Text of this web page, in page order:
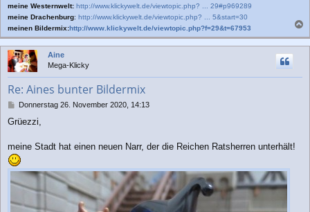
meine Westernwelt: http://www.klickywelt.de/viewtopic.php? ... 29#p969289
meine Drachenburg: http://www.klickywelt.de/viewtopic.php? ... 5&start=30
meinen Bildermix:http://www.klickywelt.de/viewtopic.php?f=29&t=67953
a
c
Aine
Mega-Klicky
Re: Aines bunter Bildermix
B
i
r
a
g
Donnerstag 26. November 2020, 14:13
Grüezzi,
meine Stadt hat einen neuen Narr, der die Reichen Ratsherren unterhält!